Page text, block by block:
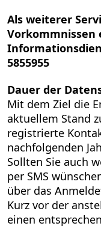
Als weiterer
Vorkommnissen
5855955
Dauer der
Mit dem Ziel die
aktuellem Stand
registrierte
nachfolgenden
Sollten Sie auch
per SMS
über das
Kurz vor der
einen